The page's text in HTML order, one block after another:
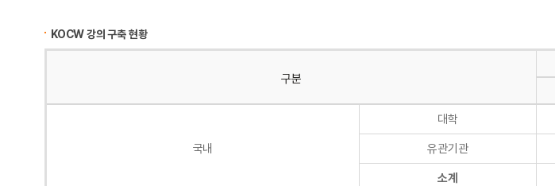
KOCW 강의 구축 현황
구분
국내
대학
유관기관
소계